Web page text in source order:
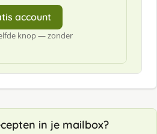
account
knop — zonder
in je mailbox?